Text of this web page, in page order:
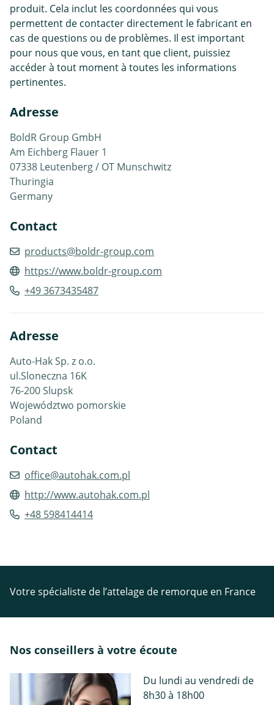
produit. Cela inclut les coordonnées qui vous
permettent de contacter directement le fabricant en
cas de questions ou de problèmes. Il est important
pour nous que vous, en tant que client, puissiez
accéder à tout moment à toutes les informations
pertinentes.
Adresse
BoldR Group GmbH
Am Eichberg Flauer 1
07338 Leutenberg / OT Munschwitz
Thuringia
Germany
Contact
products@boldr-group.com
https://www.boldr-group.com
+49 3673435487
Adresse
Auto-Hak Sp. z o.o.
ul.Sloneczna 16K
76-200 Slupsk
Województwo pomorskie
Poland
Contact
office@autohak.com.pl
http://www.autohak.com.pl
+48 598414414
Votre spécialiste de l’attelage de remorque en France
Nos conseillers à votre écoute
Du lundi au vendredi de
8h30 à 18h00